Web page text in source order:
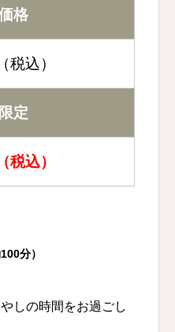
格
税込）
定
税込）
分）
しの時間をお過ごし